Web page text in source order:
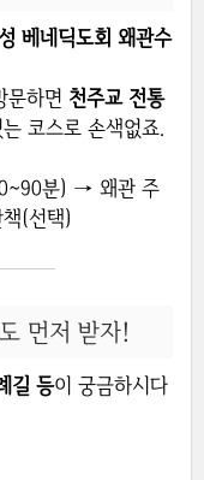
성 베네딕도회 왜관수
문하면 천주교 전통
코스로 손색없죠.
분) → 왜관 주
(선택)
먼저 받자!
길 등이 궁금하시다